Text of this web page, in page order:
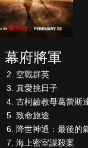
幕府將軍
空戰群英
真愛挑日子
古柯鹼教母葛蕾斯
致命旅途
降世神通：最後的
海上密室謀殺案